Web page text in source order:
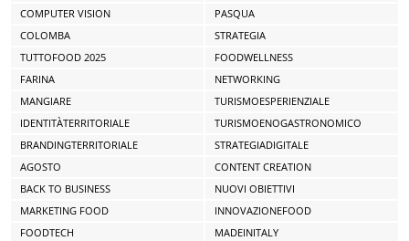
COMPUTER VISION
PASQUA
COLOMBA
STRATEGIA
TUTTOFOOD 2025
FOODWELLNESS
FARINA
NETWORKING
MANGIARE
TURISMOESPERIENZIALE
IDENTITÀTERRITORIALE
TURISMOENOGASTRONOMICO
BRANDINGTERRITORIALE
STRATEGIADIGITALE
AGOSTO
CONTENT CREATION
BACK TO BUSINESS
NUOVI OBIETTIVI
MARKETING FOOD
INNOVAZIONEFOOD
FOODTECH
MADEINITALY